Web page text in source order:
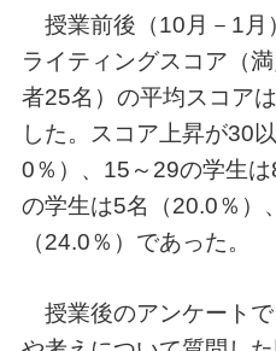
授業前後（10月－1月
ライティングスコア（
者25名）の平均スコア
した。スコア上昇が30
0％）、15～29の学生
の学生は5名（20.0％）
（24.0％）であった。
授業後のアンケート